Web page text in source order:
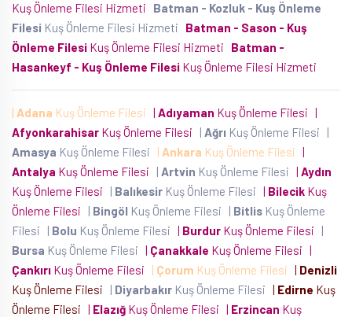
Kuş Önleme Filesi Hizmeti
Batman - Kozluk - Kuş Önleme
Filesi Kuş Önleme Filesi Hizmeti
Batman - Sason - Kuş
Önleme Filesi Kuş Önleme Filesi Hizmeti
Batman -
Hasankeyf - Kuş Önleme Filesi Kuş Önleme Filesi Hizmeti
| Adana Kuş Önleme Filesi | Adıyaman Kuş Önleme Filesi |
Afyonkarahisar Kuş Önleme Filesi | Ağrı Kuş Önleme Filesi
|
Amasya Kuş Önleme Filesi | Ankara Kuş Önleme Filesi |
Antalya Kuş Önleme Filesi | Artvin Kuş Önleme Filesi | Aydın
Kuş Önleme Filesi
| Balıkesir Kuş Önleme Filesi | Bilecik Kuş
Önleme Filesi
| Bingöl Kuş Önleme Filesi | Bitlis Kuş Önleme
Filesi
| Bolu Kuş Önleme Filesi | Burdur Kuş Önleme Filesi
|
Bursa Kuş Önleme Filesi | Çanakkale Kuş Önleme Filesi |
Çankırı Kuş Önleme Filesi | Çorum Kuş Önleme Filesi | Denizli
Kuş Önleme Filesi
| Diyarbakır Kuş Önleme Filesi | Edirne Kuş
Önleme Filesi | Elazığ Kuş Önleme Filesi | Erzincan Kuş